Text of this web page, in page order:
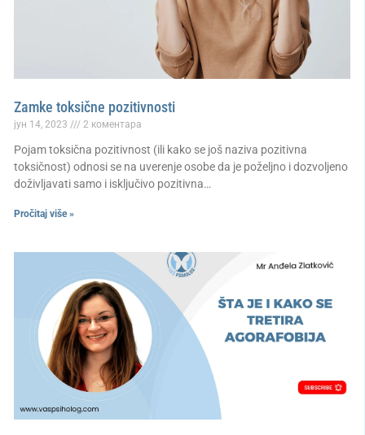
Zamke toksične pozitivnosti
јун 14, 2023 2 коментара
Pojam toksična pozitivnost (ili kako se još naziva pozitivna
toksičnost) odnosi se na uverenje osobe da je poželjno i dozvoljeno
doživljavati samo i isključivo pozitivna…
Pročitaj više »